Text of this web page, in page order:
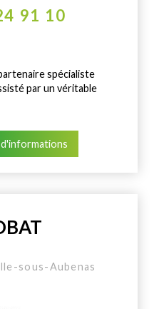
91 10
spécialiste
par un véritable
sous-Aubenas